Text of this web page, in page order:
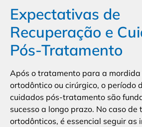
Expectativas de
Recuperação e
Pós-Tratamento
Após o tratamento para a mordida
ortodôntico ou cirúrgico, o período
cuidados pós-tratamento são
sucesso a longo prazo. No caso
ortodônticos, é essencial seguir as